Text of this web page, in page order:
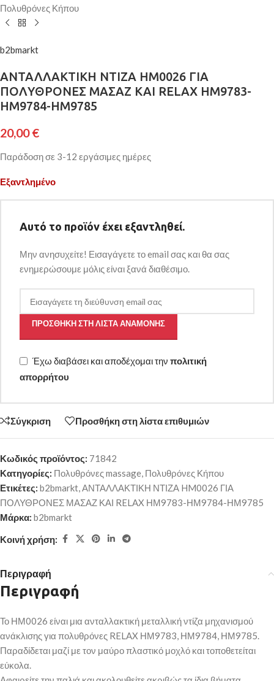
Πολυθρόνες Κήπου
b2bmarkt
ΑΝΤΑΛΛΑΚΤΙΚΗ ΝΤΙΖΑ HM0026 ΓΙΑ
ΠΟΛΥΘΡΟΝΕΣ ΜΑΣΑΖ ΚΑΙ RELAX ΗΜ9783-
ΗΜ9784-ΗΜ9785
20,00€
Παράδοση σε 3-12 εργάσιμες ημέρες
Εξαντλημένο
Αυτό το προϊόν έχει εξαντληθεί.
Μην ανησυχείτε! Εισαγάγετε το email σας και θα σας
ενημερώσουμε μόλις είναι ξανά διαθέσιμο.
ΠΡΟΣΘΉΚΗ ΣΤΗ ΛΊΣΤΑ ΑΝΑΜΟΝΉΣ
Έχω διαβάσει και αποδέχομαι την πολιτική
απορρήτου
Σύγκριση Προσθήκη στη λίστα επιθυμιών
Κωδικός προϊόντος: 71842
Κατηγορίες: Πολυθρόνες massage, Πολυθρόνες Κήπου
Ετικέτες: b2bmarkt,ΑΝΤΑΛΛΑΚΤΙΚΗ ΝΤΙΖΑ HM0026 ΓΙΑ
ΠΟΛΥΘΡΟΝΕΣ ΜΑΣΑΖ ΚΑΙ RELAX ΗΜ9783-ΗΜ9784-ΗΜ9785
Μάρκα: b2bmarkt
Κοινή χρήση:
Περιγραφή
Περιγραφή
Το ΗΜ0026 είναι μια ανταλλακτική μεταλλική ντίζα μηχανισμού
ανάκλισης για πολυθρόνες RELAX ΗΜ9783, ΗΜ9784, ΗΜ9785.
Παραδίδεται μαζί με τον μαύρο πλαστικό μοχλό και τοποθετείται
εύκολα.